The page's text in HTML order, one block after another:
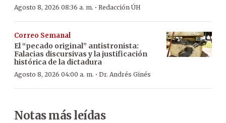
Agosto 8, 2026 08:36 a. m. · Redacción ÚH
Correo Semanal
El “pecado original” antistronista:
Falacias discursivas y la justificación
histórica de la dictadura
Agosto 8, 2026 04:00 a. m. · Dr. Andrés Ginés
Notas más leídas